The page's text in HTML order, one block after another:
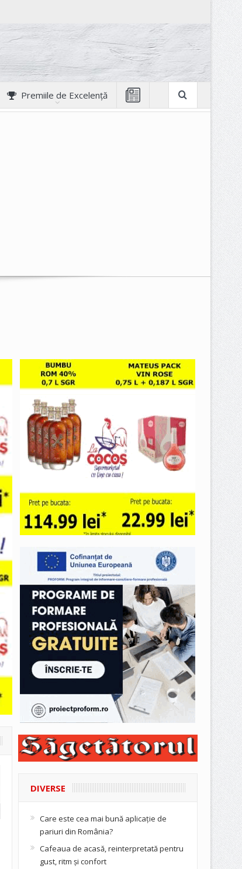
Premiile de Excelență
DIVERSE
Care este cea mai bună aplicație de
pariuri din România?
Cafeaua de acasă, reinterpretată pentru
gust, ritm și confort